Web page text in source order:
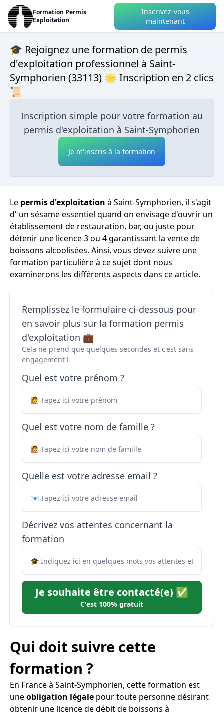
Formation Permis
Exploitation
Inscrivez-vous
maintenant
🎓 Rejoignez une formation de permis
d'exploitation professionnel à Saint-
Symphorien (33113) 🌟 Inscription en 2 clics
📜
Inscription simple pour votre formation au
permis d'exploitation à Saint-Symphorien
Je m'inscris à la formation
Le permis d'exploitation à Saint-Symphorien, il s'agit
d' un sésame essentiel quand on envisage d'ouvrir un
établissement de restauration, bar, ou juste pour
détenir une licence 3 ou 4 garantissant la vente de
boissons alcoolisées. Ainsi, vous devez suivre une
formation particulière à ce sujet dont nous
examinerons les différents aspects dans ce article.
Remplissez le formulaire ci-dessous pour
en savoir plus sur la formation permis
d'exploitation 💼
Cela ne prend que quelques secondes et c'est sans
engagement !
Quel est votre prénom ?
Quel est votre nom de famille ?
Quelle est votre adresse email ?
Décrivez vos attentes concernant la
formation
Je souhaite être contacté(e) ✅
C'est 100% gratuit
Qui doit suivre cette
formation ?
En France à Saint-Symphorien, cette formation est
uneobligation légale pour toute personne désirant
obtenir une licence de débit de boissons à